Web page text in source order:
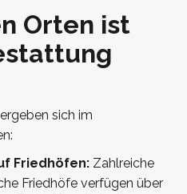
Orten ist
sich im
Friedhöfen: Zahlreiche
Friedhöfe verfügen über